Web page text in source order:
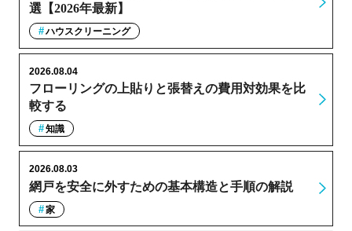
選【2026年最新】
ハウスクリーニング
フローリングの上貼りと張替えの費用対効果を比
較する
2026.08.04
知識
網戸を安全に外すための基本構造と手順の解説
2026.08.03
家